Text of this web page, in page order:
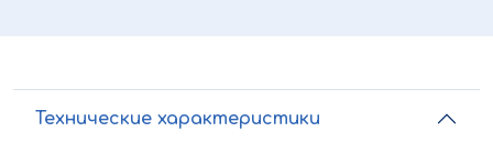
Технические характеристики